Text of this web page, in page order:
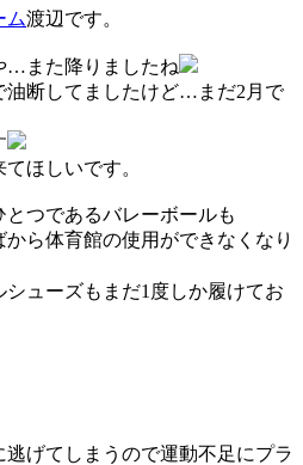
ム渡辺です。
…また降りましたね
油断してましたけど…まだ2月で
ほしいです。
つであるバレーボールも
ら体育館の使用ができなくなり
ューズもまだ1度しか履けてお
げてしまうので運動不足にプラ